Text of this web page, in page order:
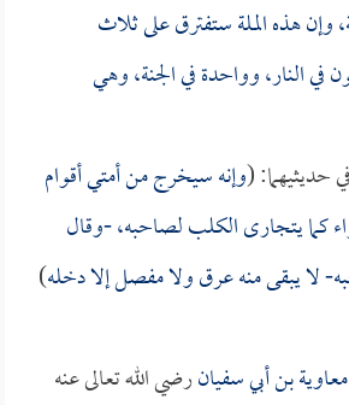
وإن هذه الملة ستفترق على ثلاث
في النار، وواحدة في الجنة، وهي
في حديثيهما: (وإنه سيخرج من أمتي أقوام
كما يتجارى الكلب لصاحبه، -وقال
لا يبقى منه عرق ولا مفصل إلا دخله)
معاوية بن أبي سفيانرضي الله تعالى عنه